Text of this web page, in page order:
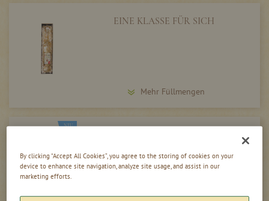
EINE KLASSE FÜR SICH
Mehr Füllmengen
NEU
By clicking “Accept All Cookies”, you agree to the storing of cookies on your
device to enhance site navigation, analyze site usage, and assist in our
marketing efforts.